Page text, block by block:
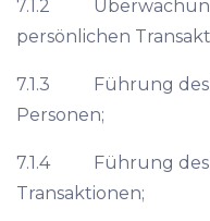
7.1.2
persönlichen
7.1.3 Führung des
Personen;
7.1.4 Führung des
Transaktionen;